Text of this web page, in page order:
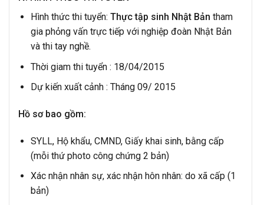
Hình thức thi tuyển: Thực tập sinh Nhật Bản tham
gia phỏng vấn trực tiếp với nghiệp đoàn Nhật Bản
và thi tay nghề.
Thời giam thi tuyển : 18/04/2015
Dự kiến xuất cảnh : Tháng 09/ 2015
Hồ sơ bao gồm:
SYLL, Hộ khẩu, CMND, Giấy khai sinh, bằng cấp
(mỗi thứ photo công chứng 2 bản)
Xác nhận nhân sự, xác nhận hôn nhân: do xã cấp (1
bản)